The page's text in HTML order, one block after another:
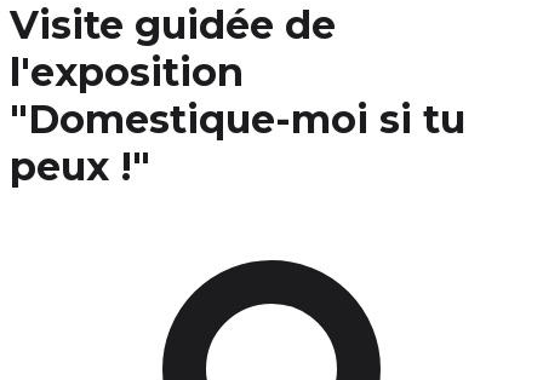
Visite guidée de
l'exposition
"Domestique-moi si tu
peux !"